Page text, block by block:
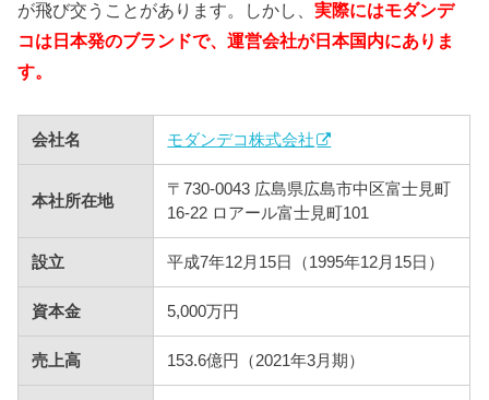
が飛び交うことがあります。しかし、実際にはモダンデ
コは日本発のブランドで、運営会社が日本国内にありま
す。
会社名 モダンデコ株式会社
本社所在地
〒730-0043 広島県広島市中区富士見町
16-22 ロアール富士見町101
設立 平成7年12月15日（1995年12月15日）
資本金 5,000万円
売上高 153.6億円（2021年3月期）